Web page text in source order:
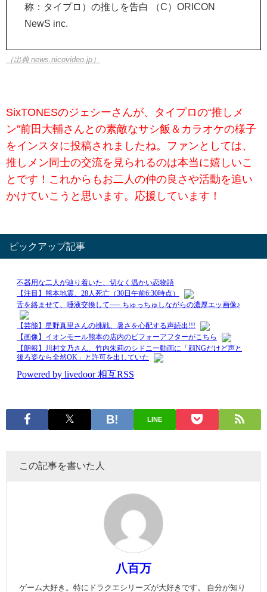
称：タイプロ）の推しを告白 （C）ORICON
NewS inc.
（出典 news.nicovideo.jp）
SixTONESのジェシーさんが、タイプロの“推しメ
ン”前田大輔さんとの素敵なサシ飯＆カラオケの様子
をインスタに投稿されましたね。ファンとしては、
推しメン同士の交流を見られるのは本当に嬉しいこ
とです！これからもお二人の仲の良さや活動を追い
かけていこうと思います。応援しています！
ピックアップ記事
LINE
この記事を書いた人
八百万
ゲーム大好き。特にドラクエシリーズが大好きです。 自分が知り